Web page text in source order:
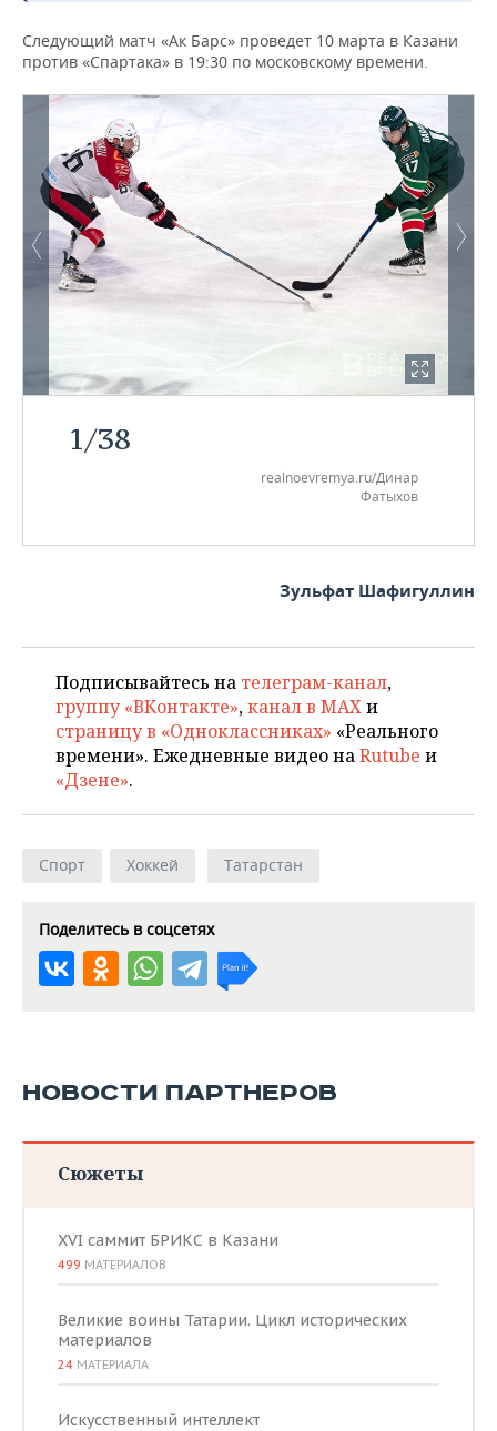
Следующий матч «Ак Барс» проведет 10 марта в Казани
против «Спартака» в 19:30 по московскому времени.
1/38
realnoevremya.ru/Динар
Фатыхов
Зульфат Шафигуллин
Подписывайтесь на телеграм-канал,
группу «ВКонтакте»,канал в MAXи
страницу в «Одноклассниках» «Реального
времени». Ежедневные видео наRutube и
«Дзене».
Спорт Хоккей Татарстан
Поделитесь в соцсетях
НОВОСТИ ПАРТНЕРОВ
Сюжеты
XVI саммит БРИКС в Казани
499 МАТЕРИАЛОВ
Великие воины Татарии. Цикл исторических
материалов
24 МАТЕРИАЛА
Искусственный интеллект